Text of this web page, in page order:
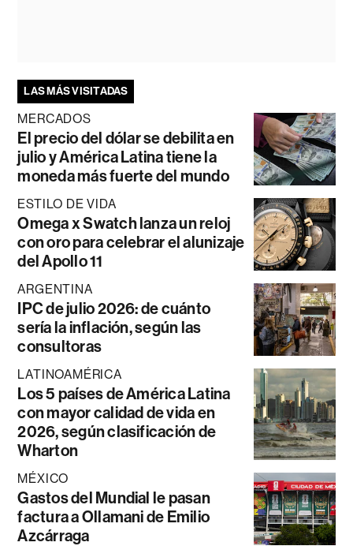
LAS MÁS VISITADAS
MERCADOS
El precio del dólar se debilita en
julio y América Latina tiene la
moneda más fuerte del mundo
ESTILO DE VIDA
Omega x Swatch lanza un reloj
con oro para celebrar el alunizaje
del Apollo 11
ARGENTINA
IPC de julio 2026: de cuánto
sería la inflación, según las
consultoras
LATINOAMÉRICA
Los 5 países de América Latina
con mayor calidad de vida en
2026, según clasificación de
Wharton
MÉXICO
Gastos del Mundial le pasan
factura a Ollamani de Emilio
Azcárraga